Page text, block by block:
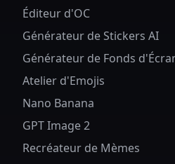
Éditeur d'OC
Générateur de Stickers AI
Générateur de Fonds
Atelier d'Emojis
Nano Banana
GPT Image 2
Recréateur de Mèmes